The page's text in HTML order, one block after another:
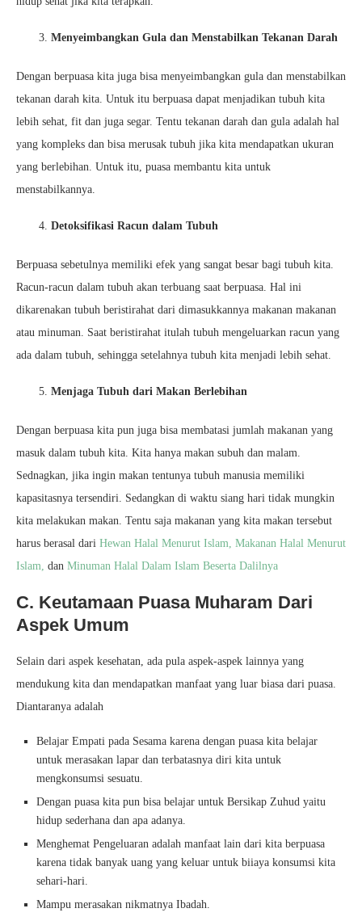
Menyeimbangkan Gula dan Menstabilkan Tekanan Darah
Dengan berpuasa kita juga bisa menyeimbangkan gula dan menstabilkan
tekanan darah kita. Untuk itu berpuasa dapat menjadikan tubuh kita
lebih sehat, fit dan juga segar. Tentu tekanan darah dan gula adalah hal
yang kompleks dan bisa merusak tubuh jika kita mendapatkan ukuran
yang berlebihan. Untuk itu, puasa membantu kita untuk
menstabilkannya.
Detoksifikasi Racun dalam Tubuh
Berpuasa sebetulnya memiliki efek yang sangat besar bagi tubuh kita.
Racun-racun dalam tubuh akan terbuang saat berpuasa. Hal ini
dikarenakan tubuh beristirahat dari dimasukkannya makanan makanan
atau minuman. Saat beristirahat itulah tubuh mengeluarkan racun yang
ada dalam tubuh, sehingga setelahnya tubuh kita menjadi lebih sehat.
Menjaga Tubuh dari Makan Berlebihan
Dengan berpuasa kita pun juga bisa membatasi jumlah makanan yang
masuk dalam tubuh kita. Kita hanya makan subuh dan malam.
Sednagkan, jika ingin makan tentunya tubuh manusia memiliki
kapasitasnya tersendiri. Sedangkan di waktu siang hari tidak mungkin
kita melakukan makan. Tentu saja makanan yang kita makan tersebut
harus berasal dari Hewan Halal Menurut Islam, Makanan Halal Menurut
Islam, dan Minuman Halal Dalam Islam Beserta Dalilnya
C. Keutamaan Puasa Muharam Dari
Aspek Umum
Selain dari aspek kesehatan, ada pula aspek-aspek lainnya yang
mendukung kita dan mendapatkan manfaat yang luar biasa dari puasa.
Diantaranya adalah
Belajar Empati pada Sesama karena dengan puasa kita belajar
untuk merasakan lapar dan terbatasnya diri kita untuk
mengkonsumsi sesuatu.
Dengan puasa kita pun bisa belajar untuk Bersikap Zuhud yaitu
hidup sederhana dan apa adanya.
Menghemat Pengeluaran adalah manfaat lain dari kita berpuasa
karena tidak banyak uang yang keluar untuk biiaya konsumsi kita
sehari-hari.
Mampu merasakan nikmatnya Ibadah.